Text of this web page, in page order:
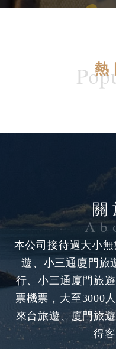
熱
關
本公司接待過大小
遊、小三通廈門旅
行、小三通廈門旅
票機票，大至3000
來台旅遊、廈門旅
得